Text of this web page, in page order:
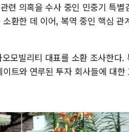
련 의혹을 수사 중인 민중기 특
환한 데 이어, 복역 중인 핵심
모빌리티 대표를 소환 조사한다
트와 연루된 투자 회사들에 대